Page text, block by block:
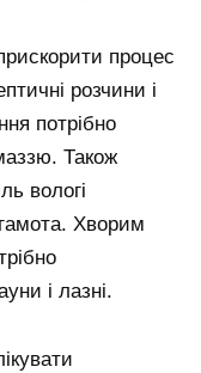
процес
розчини і
потрібно
Також
вологі
Хворим
і лазні.